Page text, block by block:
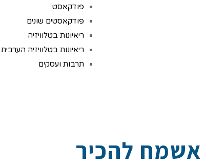
פודקאסט
פודקאסטים שונים
ריאיונות בטלוויזיה
ריאיונות בטלוויזיה הערבית
תרבות ועסקים
אשמח להכיר